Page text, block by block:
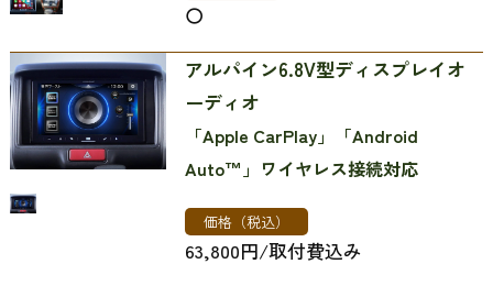
〇
アルパイン6.8V型ディスプレイオ
ーディオ
「Apple CarPlay」「Android
Auto™」ワイヤレス接続対応
価格（税込）
63,800円/取付費込み